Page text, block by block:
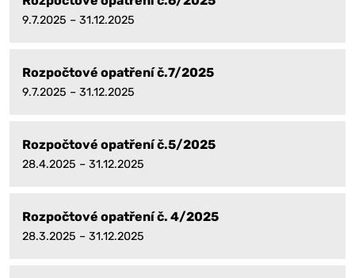
9.7.2025 – 31.12.2025
Rozpočtové opatření č.7/2025
9.7.2025 – 31.12.2025
Rozpočtové opatření č.5/2025
28.4.2025 – 31.12.2025
Rozpočtové opatření č. 4/2025
28.3.2025 – 31.12.2025